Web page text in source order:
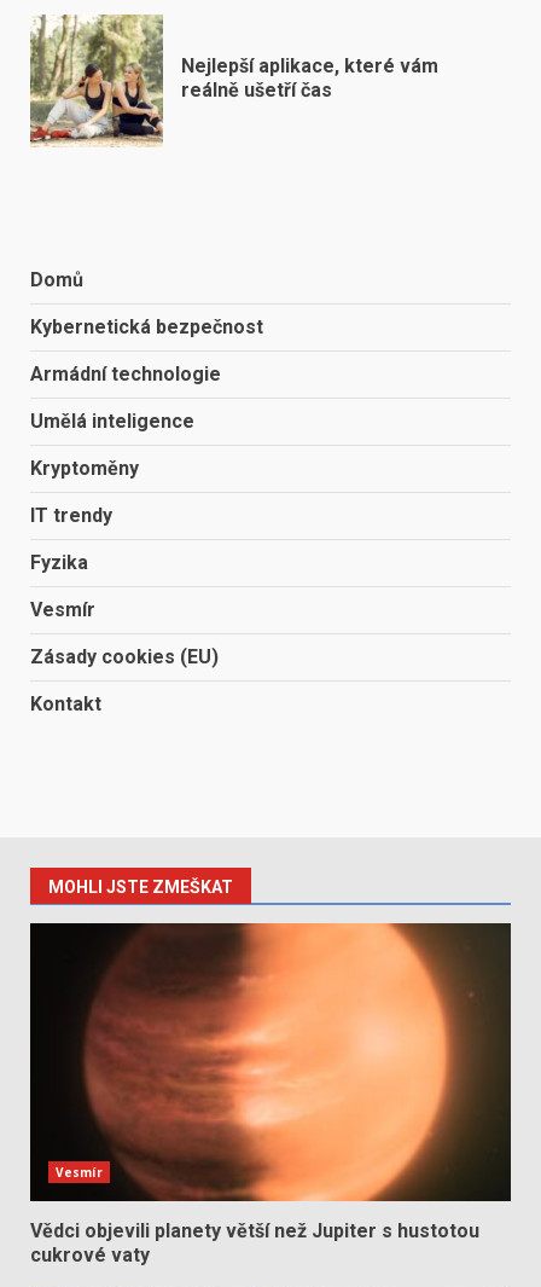
Nejlepší aplikace, které vám
reálně ušetří čas
Domů
Kybernetická bezpečnost
Armádní technologie
Umělá inteligence
Kryptoměny
IT trendy
Fyzika
Vesmír
Zásady cookies (EU)
Kontakt
MOHLI JSTE ZMEŠKAT
Vesmír
Vědci objevili planety větší než Jupiter s hustotou
cukrové vaty